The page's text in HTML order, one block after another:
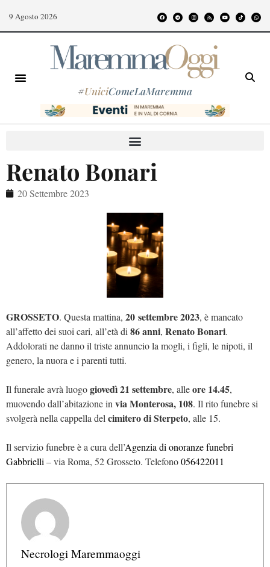
9 Agosto 2026
#UniciComeLaMaremma
Renato Bonari
20 Settembre 2023
GROSSETO. Questa mattina, 20 settembre 2023, è mancato
all’affetto dei suoi cari, all’età di86 anni, Renato Bonari.
Addolorati ne danno il triste annuncio la mogli, i figli, le nipoti, il
genero, la nuora e i parenti tutti.
Il funerale avrà luogogiovedì 21 settembre, alleore 14.45,
muovendo dall’abitazione invia Monterosa, 108. Il rito funebre si
svolgerà nella cappella delcimitero di Sterpeto, alle 15.
Il servizio funebre è a cura dell’Agenzia di onoranze funebri
Gabbrielli– via Roma, 52 Grosseto. Telefono056422011
Necrologi Maremmaoggi